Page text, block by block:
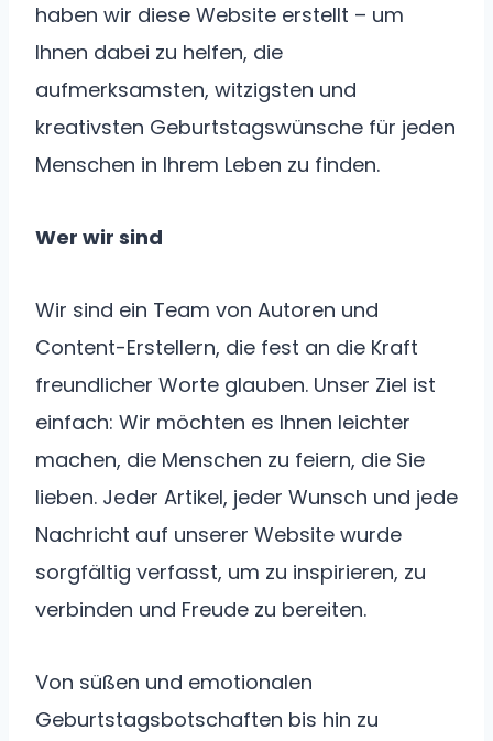
haben wir diese Website erstellt – um
Ihnen dabei zu helfen, die
aufmerksamsten, witzigsten und
kreativsten Geburtstagswünsche für jeden
Menschen in Ihrem Leben zu finden.
Wer wir sind
Wir sind ein Team von Autoren und
Content-Erstellern, die fest an die Kraft
freundlicher Worte glauben. Unser Ziel ist
einfach: Wir möchten es Ihnen leichter
machen, die Menschen zu feiern, die Sie
lieben. Jeder Artikel, jeder Wunsch und jede
Nachricht auf unserer Website wurde
sorgfältig verfasst, um zu inspirieren, zu
verbinden und Freude zu bereiten.
Von süßen und emotionalen
Geburtstagsbotschaften bis hin zu